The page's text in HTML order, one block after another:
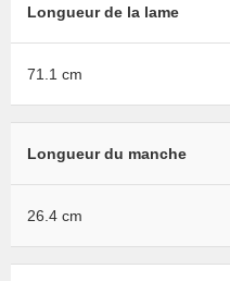
Longueur de la lame
71.1 cm
Longueur du manche
26.4 cm